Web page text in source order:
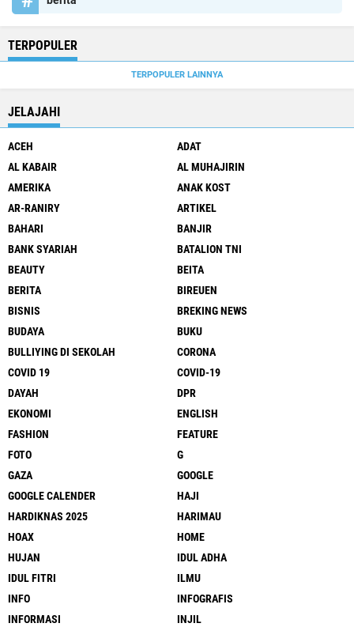
TERPOPULER
TERPOPULER LAINNYA
JELAJAHI
ACEH
ADAT
AL KABAIR
AL MUHAJIRIN
AMERIKA
ANAK KOST
AR-RANIRY
ARTIKEL
BAHARI
BANJIR
BANK SYARIAH
BATALION TNI
BEAUTY
BEITA
BERITA
BIREUEN
BISNIS
BREKING NEWS
BUDAYA
BUKU
BULLIYING DI SEKOLAH
CORONA
COVID 19
COVID-19
DAYAH
DPR
EKONOMI
ENGLISH
FASHION
FEATURE
FOTO
G
GAZA
GOOGLE
GOOGLE CALENDER
HAJI
HARDIKNAS 2025
HARIMAU
HOAX
HOME
HUJAN
IDUL ADHA
IDUL FITRI
ILMU
INFO
INFOGRAFIS
INFORMASI
INJIL